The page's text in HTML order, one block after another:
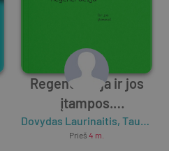
Regeneracija ir jos
įtampos.
Regeneration and its
discontents
Dovydas Laurinaitis, Tautvydas Urbelis
Prieš 4 m.